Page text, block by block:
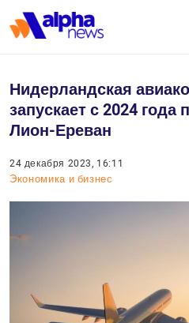
Нидерландская
запускает с 2024
Лион-Ереван
24 декабря 2023, 16:11
Экономика и бизнес